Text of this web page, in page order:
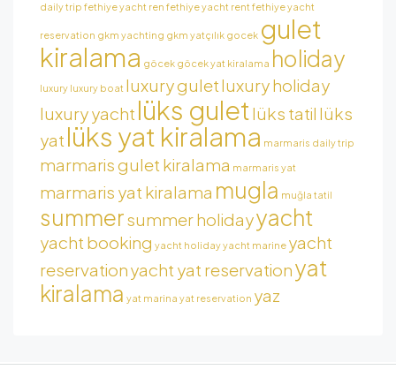
daily trip fethiye yacht ren fethiye yacht rent fethiye yacht
reservation gkm yachting gkm yatçılık gocek gulet
kiralama göcek göcek yat kiralama holiday
luxury luxury boat luxury guletluxury holiday
luxury yacht lüks guletlüks tatil lüks
yat lüks yat kiralama marmaris daily trip
marmaris gulet kiralama marmaris yat
marmaris yat kiralama mugla muğla tatil
summersummer holidayyacht
yacht booking yacht holidayyacht marine yacht
reservationyacht yat reservationyat
kiralama yat marina yat reservation yaz